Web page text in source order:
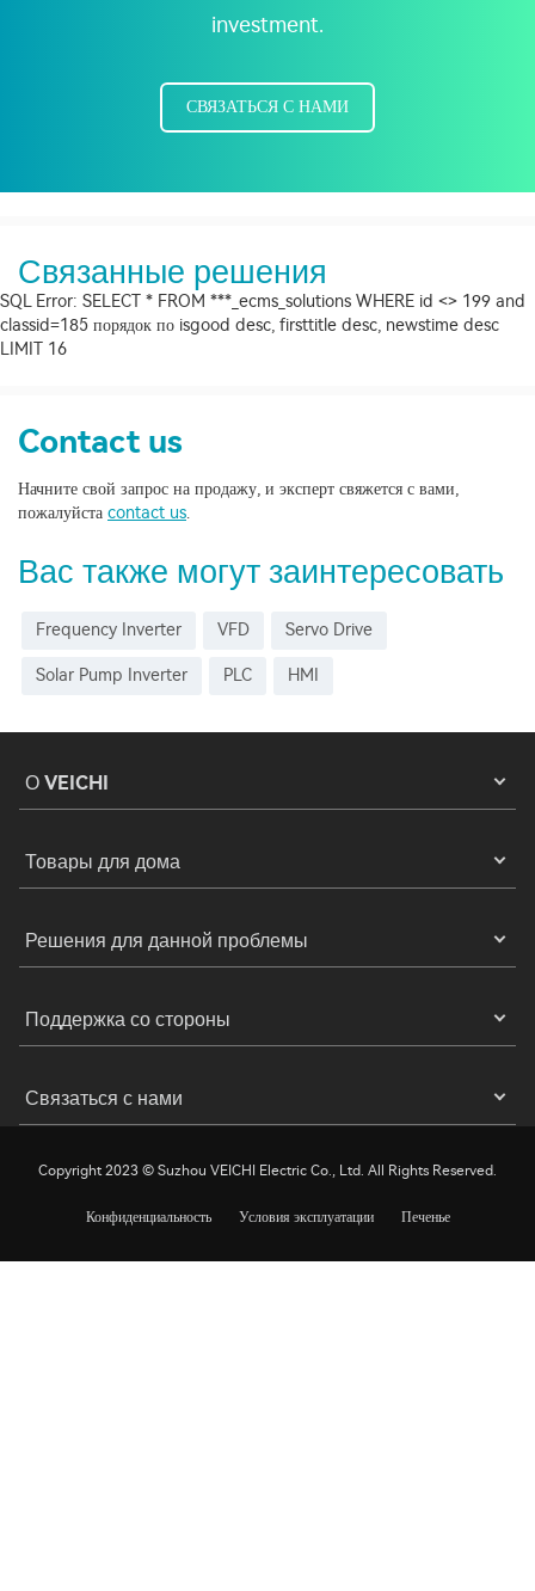
investment.
СВЯЗАТЬСЯ С НАМИ
Связанные решения
SQL Error: SELECT * FROM ***_ecms_solutions WHERE id <> 199 and
classid=185 порядок по isgood desc, firsttitle desc, newstime desc
LIMIT 16
Contact us
Начните свой запрос на продажу, и эксперт свяжется с вами,
пожалуйста contact us.
Вас также могут заинтересовать
Frequency Inverter VFD Servo Drive
Solar Pump Inverter PLC HMI
О VEICHI
Товары для дома
Решения для данной проблемы
Поддержка со стороны
Связаться с нами
Copyright 2023 © Suzhou VEICHI Electric Co., Ltd. All Rights Reserved.
Конфиденциальность Условия эксплуатации Печенье